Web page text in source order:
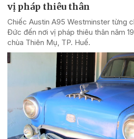
vị pháp thiêu thân
Chiếc Austin A95 Westminster từng
Đức đến nơi vị pháp thiêu thân năm
chùa Thiên Mụ, TP. Huế.